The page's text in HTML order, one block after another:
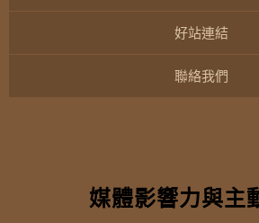
好站連結
聯絡我們
媒體影響力與主